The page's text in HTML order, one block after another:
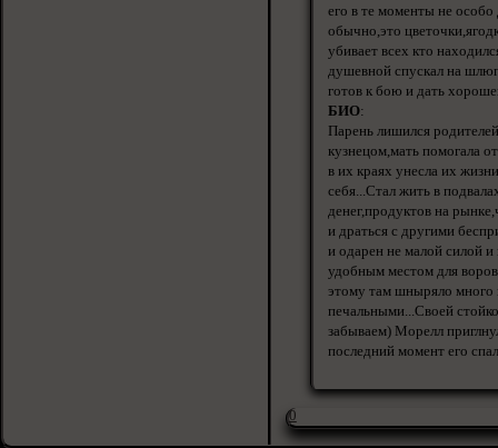
его в те моменты не
обычно,это
убивает всех кто
душевной спускал на
готов к бою и дать
БИО:
Парень лишился
кузнецом,мать помогала
в их краях унесла их
себя...Стал жить в
денег,продуктов на
и драться с другими
и одарен не малой силой
удобным местом для
этому там шныряло много
печальными...Своей
забываем) Морелл
последний момент его
0